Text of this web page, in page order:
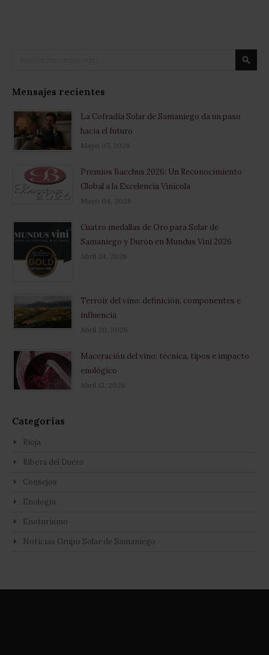
Mensajes recientes
La Cofradía Solar de Samaniego da un paso
hacia el futuro
Mayo 07, 2026
Premios Bacchus 2026: Un Reconocimiento
Global a la Excelencia Vinícola
Mayo 04, 2026
Cuatro medallas de Oro para Solar de
Samaniego y Durón en Mundus Vini 2026
Abril 24, 2026
Terroir del vino: definición, componentes e
influencia
Abril 20, 2026
Maceración del vino: técnica, tipos e impacto
enológico
Abril 13, 2026
Categorías
Rioja
Ribera del Duero
Consejos
Enología
Enoturismo
Noticias Grupo Solar de Samaniego